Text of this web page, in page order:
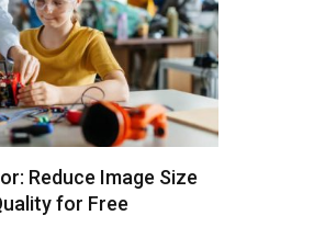
Reduce Image Size
for Free